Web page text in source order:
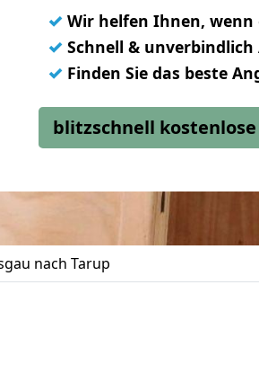
✓ Wir helfen Ihnen,
✓ Schnell &
✓ Finden Sie das beste
blitzschnell
nach Tarup